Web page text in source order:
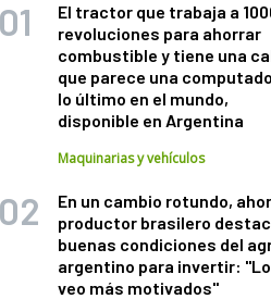
El tractor que trabaja a
revoluciones para ahorrar
combustible y tiene una
que parece una
lo último en el mundo,
disponible en Argentina
Maquinarias y vehículos
En un cambio rotundo,
productor brasilero
buenas condiciones del
argentino para invertir:
veo más motivados"